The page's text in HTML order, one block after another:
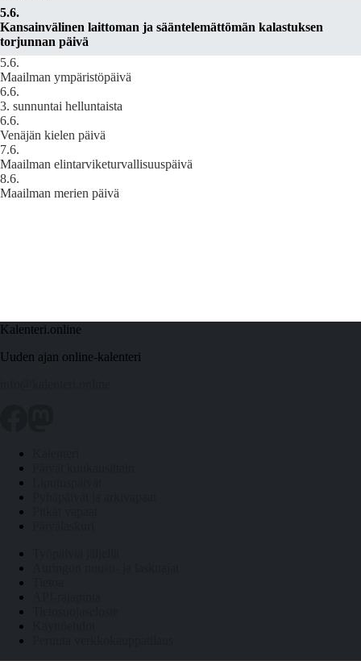
5.6.
Kansainvälinen laittoman ja sääntelemättömän kalastuksen
torjunnan päivä
5.6.
Maailman ympäristöpäivä
6.6.
3. sunnuntai helluntaista
6.6.
Venäjän kielen päivä
7.6.
Maailman elintarviketurvallisuuspäivä
8.6.
Maailman merien päivä
Kalenteri.online
Uuden ajan online-kalenteri